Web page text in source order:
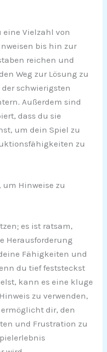
eine Vielzahl von
bis hin zur
reichen und
Weg zur Lösung zu
schwierigsten
Außerdem sind
dass du sie
um dein Spiel zu
zu
Hinweise zu
es ist ratsam,
Herausforderung
Fähigkeiten und
du tief feststeckst
kann es eine kluge
zu verwenden,
dir, den
und Frustration zu